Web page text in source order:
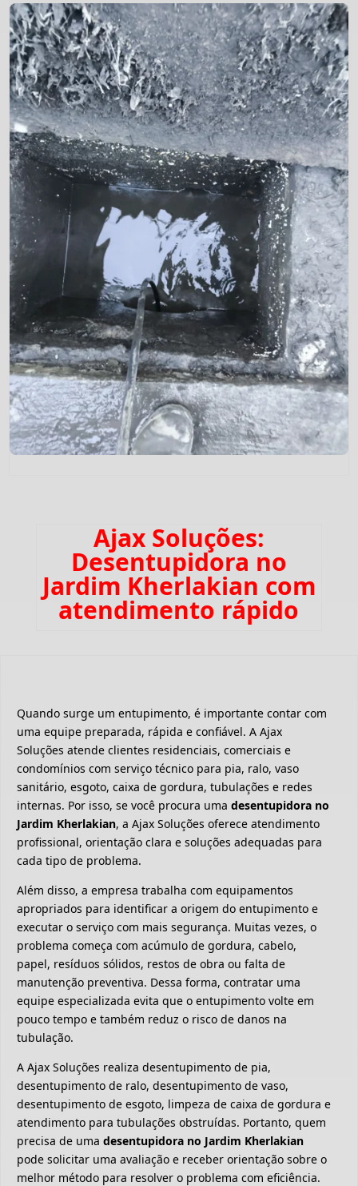
Ajax Soluções:
Desentupidora no
Jardim Kherlakian com
atendimento rápido
Quando surge um entupimento, é importante contar com
uma equipe preparada, rápida e confiável. A Ajax
Soluções atende clientes residenciais, comerciais e
condomínios com serviço técnico para pia, ralo, vaso
sanitário, esgoto, caixa de gordura, tubulações e redes
internas. Por isso, se você procura uma desentupidora no
Jardim Kherlakian, a Ajax Soluções oferece atendimento
profissional, orientação clara e soluções adequadas para
cada tipo de problema.
Além disso, a empresa trabalha com equipamentos
apropriados para identificar a origem do entupimento e
executar o serviço com mais segurança. Muitas vezes, o
problema começa com acúmulo de gordura, cabelo,
papel, resíduos sólidos, restos de obra ou falta de
manutenção preventiva. Dessa forma, contratar uma
equipe especializada evita que o entupimento volte em
pouco tempo e também reduz o risco de danos na
tubulação.
A Ajax Soluções realiza desentupimento de pia,
desentupimento de ralo, desentupimento de vaso,
desentupimento de esgoto, limpeza de caixa de gordura e
atendimento para tubulações obstruídas. Portanto, quem
precisa de uma desentupidora no Jardim Kherlakian
pode solicitar uma avaliação e receber orientação sobre o
melhor método para resolver o problema com eficiência.